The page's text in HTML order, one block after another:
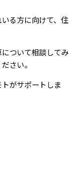
る方に向けて、住
ついて相談してみ
さい。
がサポートしま